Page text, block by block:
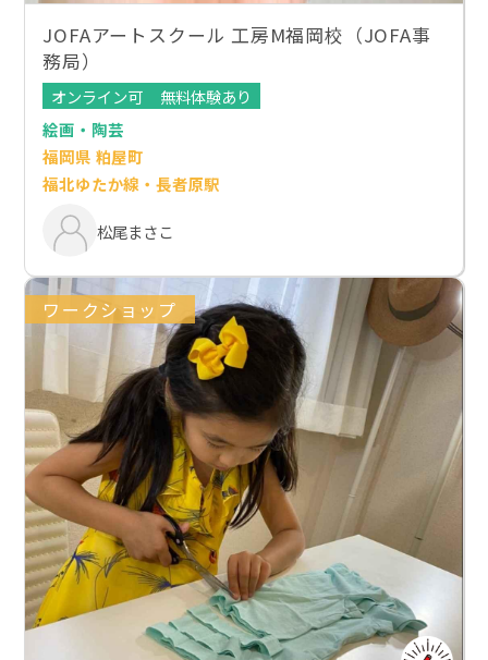
JOFAアートスクール 工房M福岡校（JOFA事
務局）
オンライン可
無料体験あり
絵画・陶芸
福岡県 粕屋町
福北ゆたか線・長者原駅
松尾まさこ
ワークショップ